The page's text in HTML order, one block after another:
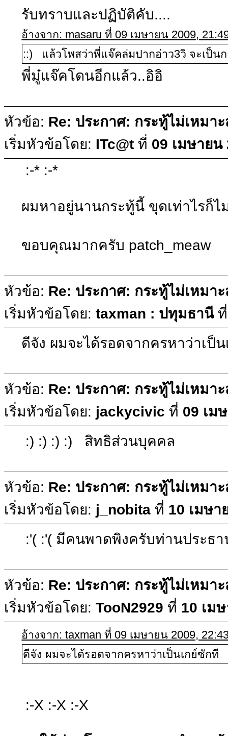
รับทราบและปฏิบัติคับ....
อ้างจาก: masaru ที่ 09 เมษายน 2009,
::) แล้วโพสว่าพี่แจ๊คล่มปากอ่าว3วิ จะเป็น
พี่มู๋แจ๊คโดนอีกแล้ว..อิอิ
หัวข้อ: Re: ประกาศ: กระทู้ไม่เหมา
เริ่มหัวข้อโดย: ITc@t ที่ 09 เมษายน
:-* :-*
ผมหาอยู่นานกระทู้นี้ ขุดเท่าไรก็ไ
ขอบคุณมากครับ patch_meaw
หัวข้อ: Re: ประกาศ: กระทู้ไม่เหมา
เริ่มหัวข้อโดย: taxman : ปทุมธานี
ดีจัง ผมจะได้รอดจากครหาว่าเป็
หัวข้อ: Re: ประกาศ: กระทู้ไม่เหมา
เริ่มหัวข้อโดย: jackycivic ที่ 09 เม
:) :) :) :) สิทธิส่วนบุคคล
หัวข้อ: Re: ประกาศ: กระทู้ไม่เหมา
เริ่มหัวข้อโดย: j_nobita ที่ 10 เมษา
:'( :'( มีคนพาดพิงครับท่านประธา
หัวข้อ: Re: ประกาศ: กระทู้ไม่เหมา
เริ่มหัวข้อโดย: TooN2929 ที่ 10 เม
อ้างจาก: taxman ที่ 09 เมษายน 2009,
ดีจัง ผมจะได้รอดจากครหาว่าเป็นเกย์ซักที
:-X :-X :-X